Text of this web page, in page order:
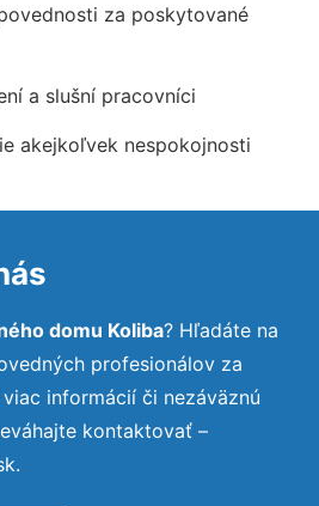
za poskytované
a slušní pracovníci
akejkoľvek nespokojnosti
domu Koliba? Hľadáte na
profesionálov za
informácií či nezáväznú
kontaktovať –